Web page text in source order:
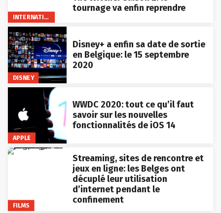
INTERNATIONAL
tournage va enfin reprendre
DISNEY
Disney+ a enfin sa date de sortie
en Belgique: le 15 septembre
2020
APPLE
WWDC 2020: tout ce qu’il faut
savoir sur les nouvelles
fonctionnalités de iOS 14
FILMS
Streaming, sites de rencontre et
jeux en ligne: les Belges ont
décuplé leur utilisation
d’internet pendant le
confinement